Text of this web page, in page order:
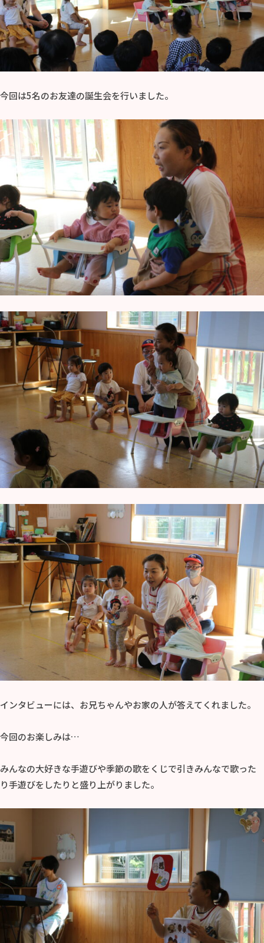
今回は5名のお友達の誕生会を行いました。
インタビューには、お兄ちゃんやお家の人が答えてくれました。
今回のお楽しみは…
みんなの大好きな手遊びや季節の歌をくじで引きみんなで歌った
り手遊びをしたりと盛り上がりました。